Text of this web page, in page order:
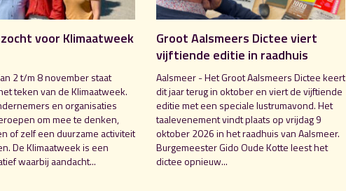
voor Klimaatweek
2 t/m 8 november staat
teken van de Klimaatweek.
en organisaties
om mee te denken,
of zelf een duurzame activiteit
De Klimaatweek is een
waarbij aandacht...
Groot Aalsmeers Dictee viert
vijftiende editie in raadhuis
Aalsmeer - Het Groot Aalsmeers Dictee keert
dit jaar terug in oktober en viert de vijftiende
editie met een speciale lustrumavond. Het
taalevenement vindt plaats op vrijdag 9
oktober 2026 in het raadhuis van Aalsmeer.
Burgemeester Gido Oude Kotte leest het
dictee opnieuw...